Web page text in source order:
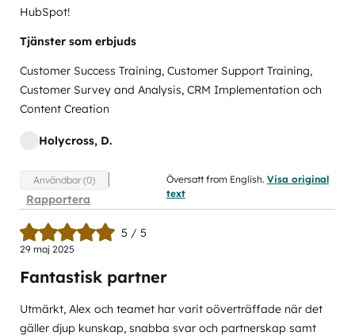
HubSpot!
Tjänster som erbjuds
Customer Success Training, Customer Support Training,
Customer Survey and Analysis, CRM Implementation och
Content Creation
Holycross, D.
Användbar (0)
Rapportera
Översatt from English. Visa original
text
5 / 5
29 maj 2025
Fantastisk partner
Utmärkt, Alex och teamet har varit oöverträffade när det
gäller djup kunskap, snabba svar och partnerskap samt